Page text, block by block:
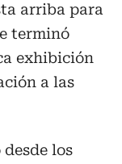
arriba para
terminó
exhibición
a las
los